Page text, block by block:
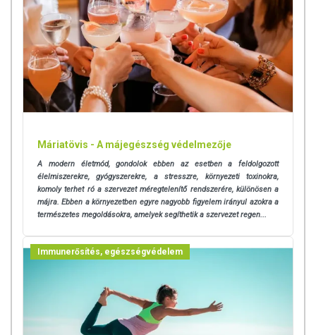
Máriatövis - A májegészség védelmezője
A modern életmód, gondolok ebben az esetben a feldolgozott
élelmiszerekre, gyógyszerekre, a stresszre, környezeti toxinokra,
komoly terhet ró a szervezet méregtelenítő rendszerére, különösen a
májra. Ebben a környezetben egyre nagyobb figyelem irányul azokra a
természetes megoldásokra, amelyek segíthetik a szervezet regen...
Immunerősítés, egészségvédelem